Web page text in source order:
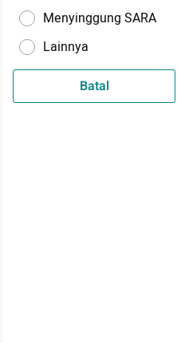
Menyinggung SARA
Lainnya
Batal